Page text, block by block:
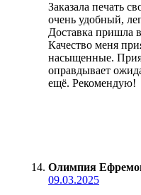
Заказала печать
очень удобный,
Доставка пришла
Качество меня
насыщенные.
оправдывает
ещё. Рекомендую!
Олимпия
09.03.2025